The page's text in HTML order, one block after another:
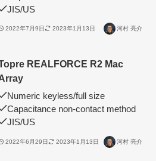
JIS/US
2022年7月9日 2023年1月13日 河村 亮介
REALFORCE R2 Mac
Numeric keyless/full size
Capacitance non-contact method
JIS/US
2022年6月29日 2023年1月13日 河村 亮介